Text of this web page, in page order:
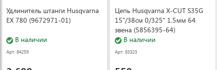
Удлинитель штанги Husqvarna
EX 780 (9672971-01)
В наличии
Арт: 84259
Цепь Husqvarna X-CUT S35G
15"/38см 0/325" 1.5мм 64
звена (5856395-64)
В наличии
Арт: 83323